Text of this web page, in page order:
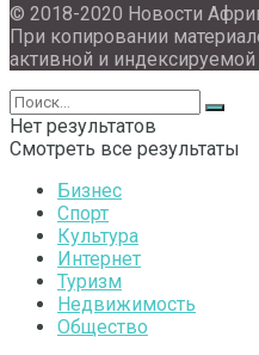
© 2018-2020 Новости
При копировании
активной и индексируемой
Нет результатов
Смотреть все результаты
Бизнес
Спорт
Культура
Интернет
Туризм
Недвижимость
Общество